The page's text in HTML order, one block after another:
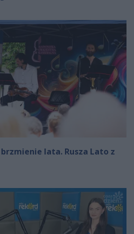
lata. Rusza Lato z